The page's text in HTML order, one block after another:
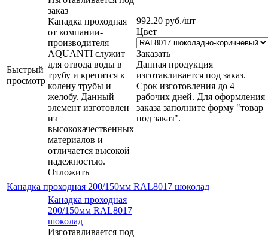
Быстрый
просмотр
заказ
Канадка проходная
от компании-
производителя
AQUANTI служит
для отвода воды в
трубу и крепится к
колену трубы и
желобу. Данный
элемент изготовлен
из
высококачественных
материалов и
отличается высокой
надежностью.
Отложить
992.20 руб./шт
Цвет
Заказать
Данная продукция
изготавливается под заказ.
Срок изготовления до 4
рабочих дней. Для оформления
заказа заполните форму "товар
под заказ".
Канадка проходная 200/150мм RAL8017 шоколад
Канадка проходная
200/150мм RAL8017
шоколад
Изготавливается под